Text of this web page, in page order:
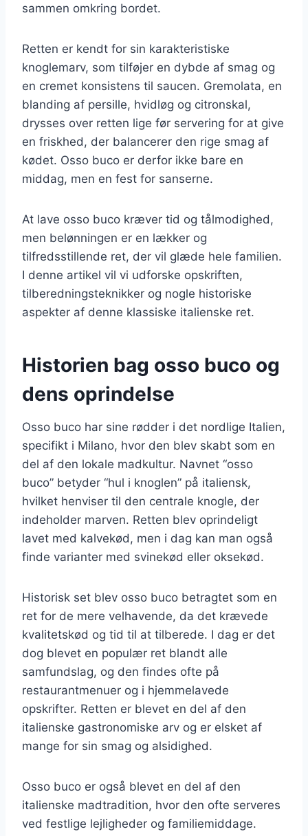
sammen omkring bordet.
Retten er kendt for sin karakteristiske
knoglemarv, som tilføjer en dybde af smag og
en cremet konsistens til saucen. Gremolata, en
blanding af persille, hvidløg og citronskal,
drysses over retten lige før servering for at give
en friskhed, der balancerer den rige smag af
kødet. Osso buco er derfor ikke bare en
middag, men en fest for sanserne.
At lave osso buco kræver tid og tålmodighed,
men belønningen er en lækker og
tilfredsstillende ret, der vil glæde hele familien.
I denne artikel vil vi udforske opskriften,
tilberedningsteknikker og nogle historiske
aspekter af denne klassiske italienske ret.
Historien bag osso buco og
dens oprindelse
Osso buco har sine rødder i det nordlige Italien,
specifikt i Milano, hvor den blev skabt som en
del af den lokale madkultur. Navnet “osso
buco” betyder “hul i knoglen” på italiensk,
hvilket henviser til den centrale knogle, der
indeholder marven. Retten blev oprindeligt
lavet med kalvekød, men i dag kan man også
finde varianter med svinekød eller oksekød.
Historisk set blev osso buco betragtet som en
ret for de mere velhavende, da det krævede
kvalitetskød og tid til at tilberede. I dag er det
dog blevet en populær ret blandt alle
samfundslag, og den findes ofte på
restaurantmenuer og i hjemmelavede
opskrifter. Retten er blevet en del af den
italienske gastronomiske arv og er elsket af
mange for sin smag og alsidighed.
Osso buco er også blevet en del af den
italienske madtradition, hvor den ofte serveres
ved festlige lejligheder og familiemiddage.